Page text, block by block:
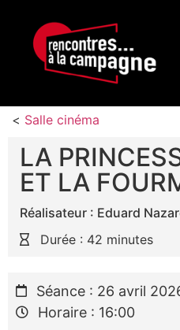
< Salle cinéma
LA
ET LA
Réalisateur : Eduard
Durée : 42 minutes
Séance : 26 avril
Horaire : 16:00